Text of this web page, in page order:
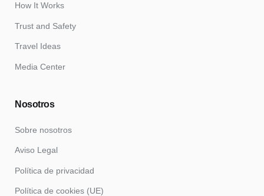
How It Works
Trust and Safety
Travel Ideas
Media Center
Nosotros
Sobre nosotros
Aviso Legal
Política de privacidad
Política de cookies (UE)